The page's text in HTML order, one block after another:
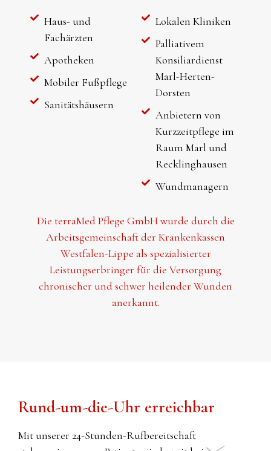
Haus- und
Fachärzten
Apotheken
Mobiler Fußpflege
Sanitätshäusern
Lokalen Kliniken
Palliativem
Konsiliardienst
Marl-Herten-
Dorsten
Anbietern von
Kurzzeitpflege im
Raum Marl und
Recklinghausen
Wundmanagern
Die terraMed Pflege GmbH wurde durch die
Arbeitsgemeinschaft der Krankenkassen
Westfalen-Lippe als spezialisierter
Leistungserbringer für die Versorgung
chronischer und schwer heilender Wunden
anerkannt.
Rund-um-die-Uhr erreichbar
Mit unserer 24-Stunden-Rufbereitschaft